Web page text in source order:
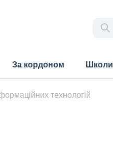
За кордоном Школи
технологій